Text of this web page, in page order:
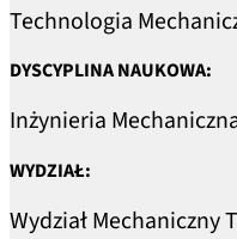
Technologia
DYSCYPLINA NAUKOWA:
Inżynieria
WYDZIAŁ:
Wydział Mechaniczny